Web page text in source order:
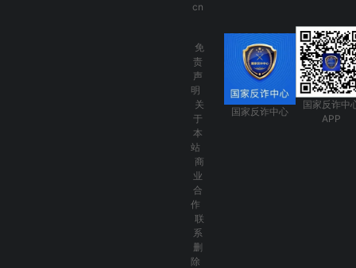
cn
免
责
声
明
关
于
本
站
商
业
合
作
联
系
删
除
国家反诈中心
国家反诈中
APP